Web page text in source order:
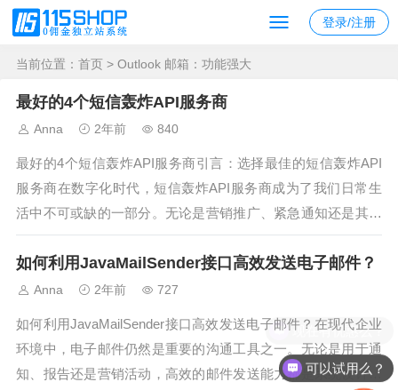
登录/注册
当前位置： 首页 > Outlook 邮箱：功能强大
最好的4个短信轰炸API服务商
Anna 2年前 840
最好的4个短信轰炸API服务商引言：选择最佳的短信轰炸API
服务商在数字化时代，短信轰炸API服务商成为了我们日常生
活中不可或缺的一部分。无论是营销推广、紧急通知还是其他
需要大量发送短信的场景，短信轰炸API服务商都扮演着至关
重要的角色。本文将为您介绍最好的4个短信轰炸API服务商，
帮助您选择最适合...
如何利用JavaMailSender接口高效发送电子邮件？
Anna 2年前 727
如何利用JavaMailSender接口高效发送电子邮件？在现代企业
环境中，电子邮件仍然是重要的沟通工具之一。无论是用于通
知、报告还是营销活动，高效的邮件发送能力都是系统设计中
可以试用么？
现在有优惠么？